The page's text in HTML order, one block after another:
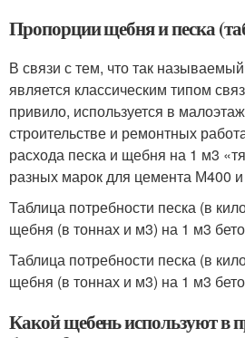
Пропорции щебня и песка
В связи с тем, что так
является классическим типом
привило, используется в
строительстве и ремонтных
расхода песка и щебня на 1 м3
разных марок для цемента М400
Таблица потребности песка (в
щебня (в тоннах и м3) на 1 м3
Таблица потребности песка (в
щебня (в тоннах и м3) на 1 м3
Какой щебень используют в